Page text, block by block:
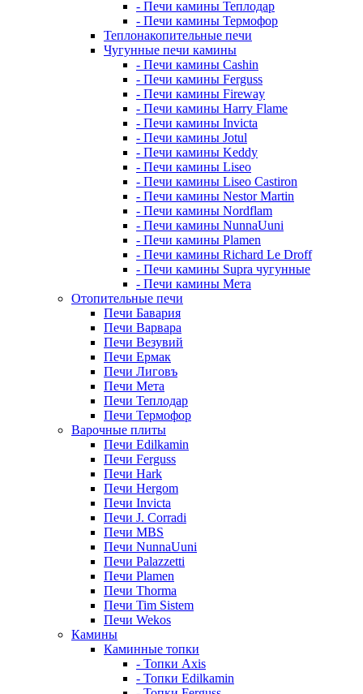
- Печи камины Теплодар
- Печи камины Термофор
Теплонакопительные печи
Чугунные печи камины
- Печи камины Cashin
- Печи камины Ferguss
- Печи камины Fireway
- Печи камины Harry Flame
- Печи камины Invicta
- Печи камины Jotul
- Печи камины Keddy
- Печи камины Liseo
- Печи камины Liseo Castiron
- Печи камины Nestor Martin
- Печи камины Nordflam
- Печи камины NunnaUuni
- Печи камины Plamen
- Печи камины Richard Le Droff
- Печи камины Supra чугунные
- Печи камины Мета
Отопительные печи
Печи Бавария
Печи Варвара
Печи Везувий
Печи Ермак
Печи Лиговъ
Печи Мета
Печи Теплодар
Печи Термофор
Варочные плиты
Печи Edilkamin
Печи Ferguss
Печи Hark
Печи Hergom
Печи Invicta
Печи J. Corradi
Печи MBS
Печи NunnaUuni
Печи Palazzetti
Печи Plamen
Печи Thorma
Печи Tim Sistem
Печи Wekos
Камины
Каминные топки
- Топки Axis
- Топки Edilkamin